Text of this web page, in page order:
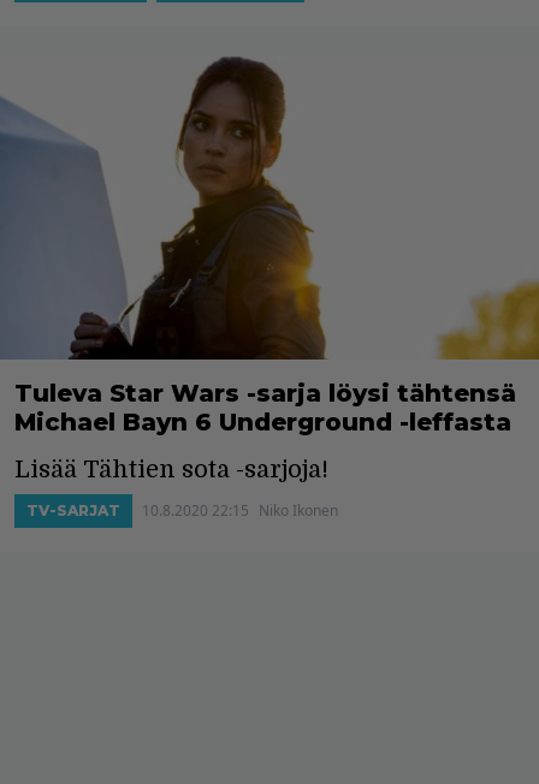
Tuleva Star Wars -sarja löysi tähtensä
Michael Bayn 6 Underground -leffasta
Lisää Tähtien sota -sarjoja!
TV-SARJAT 10.8.2020 22:15 Niko Ikonen